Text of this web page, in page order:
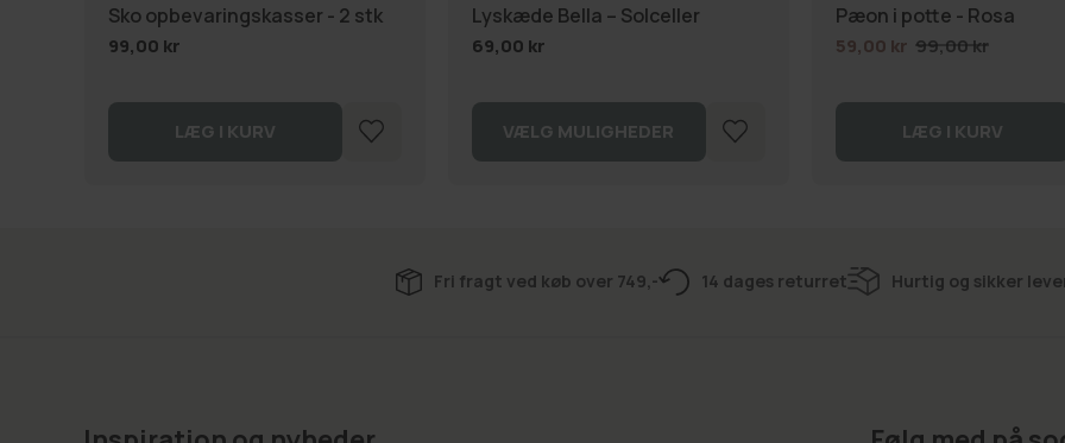
Sko opbevaringskasser - 2 stk
99,00 kr
LÆG I KURV
Lyskæde Bella – Solceller
69,00 kr
VÆLG MULIGHEDER
Pæon i potte - Rosa
59,00 kr 99,00 kr
LÆG I KURV
Fri fragt ved køb over 749,- 14 dages returret Hurtig og sikker